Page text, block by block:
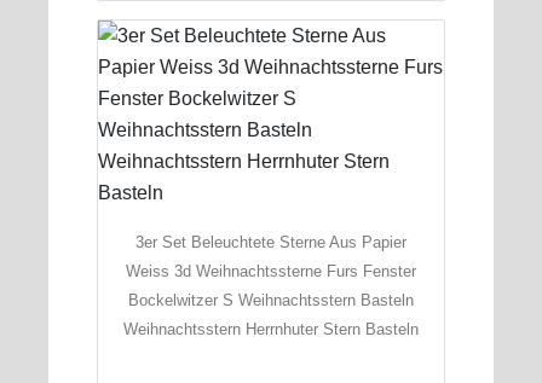
3er Set Beleuchtete Sterne Aus Papier
Weiss 3d Weihnachtssterne Furs Fenster
Bockelwitzer S Weihnachtsstern Basteln
Weihnachtsstern Herrnhuter Stern Basteln